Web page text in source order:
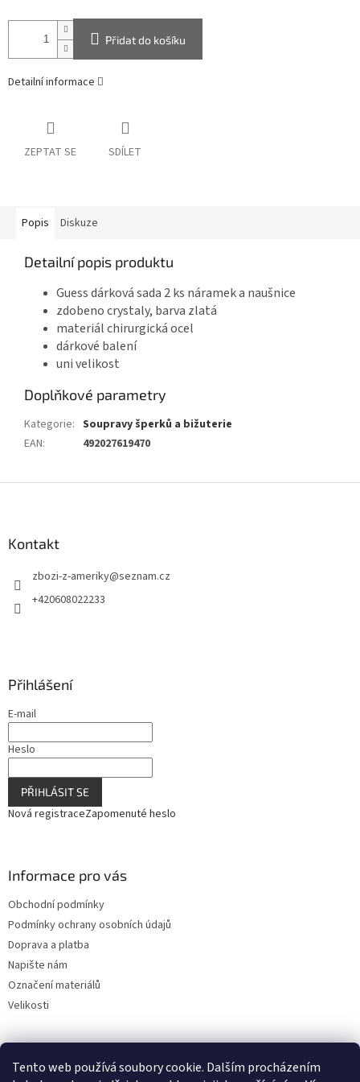
Tento web používá soubory cookie. Dalším procházením
Přidat do košíku
Detailní informace
ZEPTAT SE SDÍLET
Popis Diskuze
Detailní popis produktu
Guess dárková sada 2 ks náramek a naušnice
zdobeno crystaly, barva zlatá
materiál chirurgická ocel
dárkové balení
uni velikost
Doplňkové parametry
Kategorie: Soupravy šperků a bižuterie
EAN: 492027619470
Kontakt
zbozi-z-ameriky@seznam.cz
+420608022233
Přihlášení
E-mail
Heslo
PŘIHLÁSIT SE
Nová registraceZapomenuté heslo
Informace pro vás
Obchodní podmínky
Podmínky ochrany osobních údajů
Doprava a platba
Napište nám
Označení materiálů
Velikosti